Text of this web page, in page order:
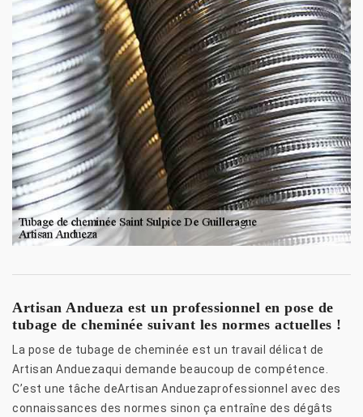
Artisan Andueza est un professionnel en pose de
tubage de cheminée suivant les normes actuelles !
La pose de tubage de cheminée est un travail délicat de
Artisan Anduezaqui demande beaucoup de compétence.
C’est une tâche deArtisan Anduezaprofessionnel avec des
connaissances des normes sinon ça entraîne des dégâts